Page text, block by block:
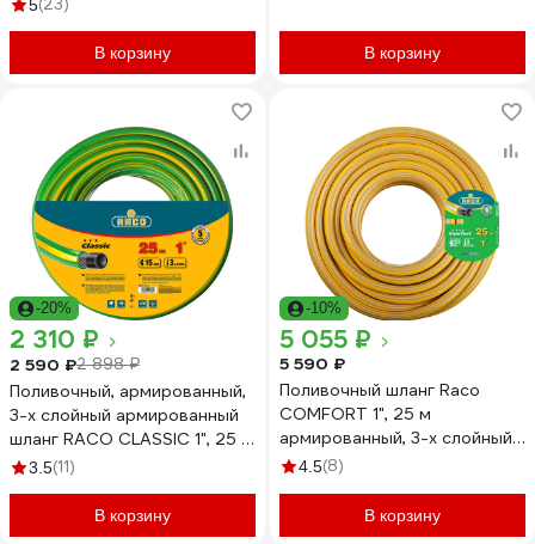
5(23)
В корзину В корзину
-20%
2 310 ₽
2 590 ₽2 898 ₽
Поливочный, армированный,
3-х слойный армированный
шланг RACO CLASSIC 1", 25 м
40306-1-25_z01
3.5(11)
В корзину
-10%
5 055 ₽
5 590 ₽
Поливочный шланг Raco
COMFORT 1", 25 м
армированный, 3-х слойный,
40303-1-25_z01
4.5(8)
В корзину